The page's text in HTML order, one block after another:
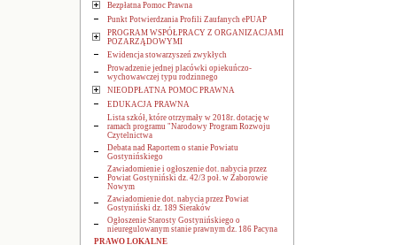
Bezpłatna Pomoc Prawna
Punkt Potwierdzania Profili Zaufanych ePUAP
PROGRAM WSPÓŁPRACY Z ORGANIZACJAMI
POZARZĄDOWYMI
Ewidencja stowarzyszeń zwykłych
Prowadzenie jednej placówki opiekuńczo-
wychowawczej typu rodzinnego
NIEODPŁATNA POMOC PRAWNA
EDUKACJA PRAWNA
Lista szkół, które otrzymały w 2018r. dotację w
ramach programu "Narodowy Program Rozwoju
Czytelnictwa
Debata nad Raportem o stanie Powiatu
Gostynińskiego
Zawiadomienie i ogłoszenie dot. nabycia przez
Powiat Gostyniński dz. 42/3 poł. w Zaborowie
Nowym
Zawiadomienie dot. nabycia przez Powiat
Gostyniński dz. 189 Sieraków
Ogłoszenie Starosty Gostynińskiego o
nieuregulowanym stanie prawnym dz. 186 Pacyna
PRAWO LOKALNE